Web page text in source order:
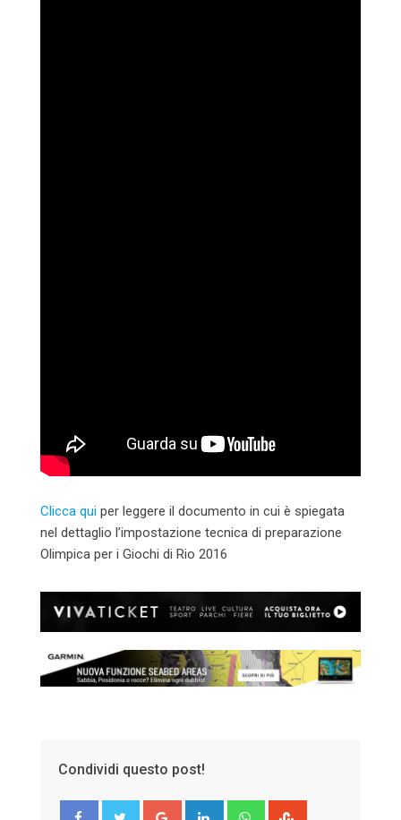
Clicca qui per leggere il documento in cui è spiegata
nel dettaglio l’impostazione tecnica di preparazione
Olimpica per i Giochi di Rio 2016
Condividi questo post!
Google+ LinkedIn Whatsapp